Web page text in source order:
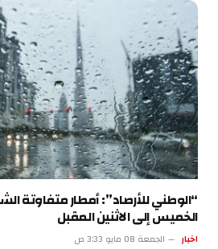
“الوطني للأرصاد”: أمطار متفاوتة
الخميس إلى الاثنين المقبل
اخبار الجمعة 08 مايو 3:33 ص